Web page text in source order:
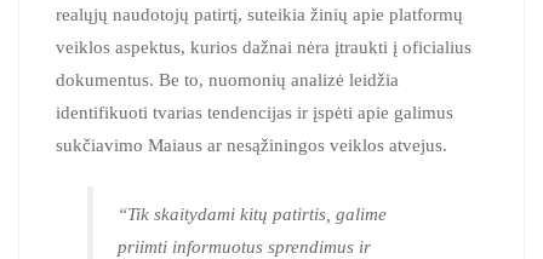
realųjų naudotojų patirtį, suteikia žinių apie platformų
veiklos aspektus, kurios dažnai nėra įtraukti į oficialius
dokumentus. Be to, nuomonių analizė leidžia
identifikuoti tvarias tendencijas ir įspėti apie galimus
sukčiavimo Maiaus ar nesąžiningos veiklos atvejus.
“Tik skaitydami kitų patirtis, galime
priimti informuotus sprendimus ir